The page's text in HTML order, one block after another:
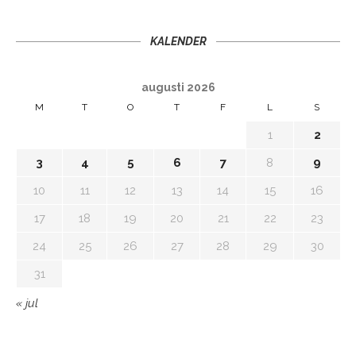
KALENDER
augusti 2026
M T O T F L S
1
2
3
4 5 6 7 8
9
10
11 12 13 14 15
16
17
18 19 20 21 22
23
24
25 26 27 28 29
30
31
« jul